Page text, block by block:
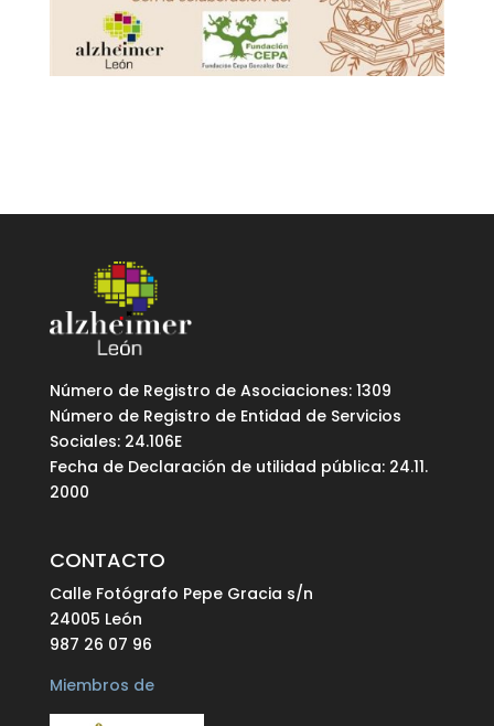
Número de Registro de Asociaciones: 1309
Número de Registro de Entidad de Servicios
Sociales: 24.106E
Fecha de Declaración de utilidad pública: 24.11.
2000
CONTACTO
Calle Fotógrafo Pepe Gracia s/n
24005 León
987 26 07 96
Miembros de